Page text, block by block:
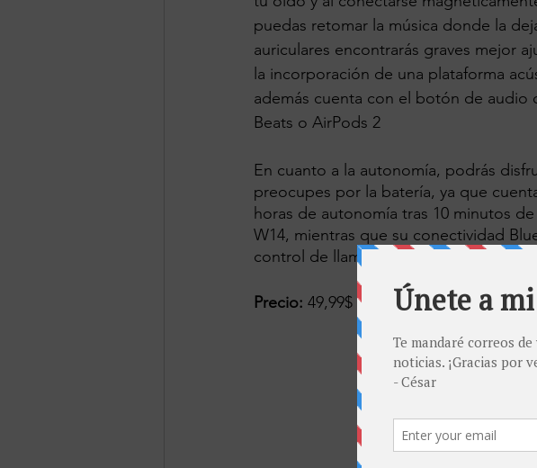
puedas retomar la música donde la
auriculares encontrarás graves mejor
la incorporación de una plataforma
además cuenta con el botón de
Beats o AirPods 2
En cuanto a la autonomía, podrás
preocupes por la batería, ya que
horas de autonomía tras 10 minutos
W14, mientras que su conectividad
control de llamadas, música y volumen
Precio: 49,99$